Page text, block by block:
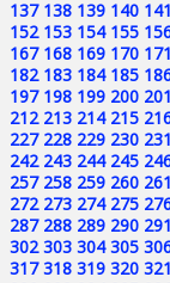
137 138 139 140 141
152 153 154 155
167 168 169 170 171
182 183 184 185
197 198 199 200 201
212 213 214 215
227 228 229 230 231
242 243 244 245
257 258 259 260 261
272 273 274 275
287 288 289 290 291
302 303 304 305
317 318 319 320 321